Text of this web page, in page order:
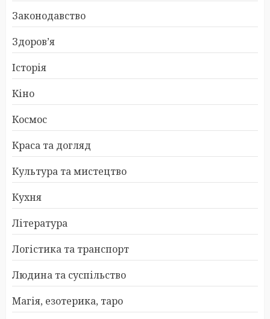
Законодавство
Здоров’я
Історія
Кіно
Космос
Краса та догляд
Культура та мистецтво
Кухня
Література
Логістика та транспорт
Людина та суспільство
Магія, езотерика, таро